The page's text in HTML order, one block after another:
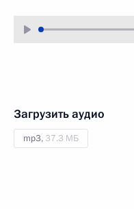
Загрузить аудио
mp3, 37.3 МБ